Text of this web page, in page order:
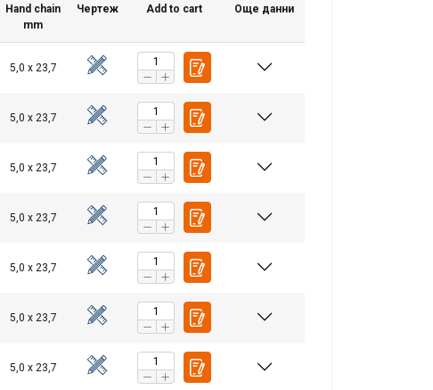
Hand chain
mm
Чертеж Add to cart Още данни
5,0 x 23,7
5,0 x 23,7
5,0 x 23,7
5,0 x 23,7
5,0 x 23,7
5,0 x 23,7
5,0 x 23,7